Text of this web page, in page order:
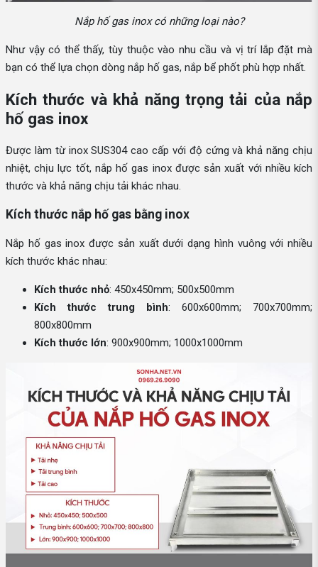
Nắp hố gas inox có những loại nào?
Như vậy có thể thấy, tùy thuộc vào nhu cầu và vị trí lắp đặt mà
bạn có thể lựa chọn dòng nắp hố gas, nắp bể phốt phù hợp nhất.
Kích thước và khả năng trọng tải của nắp
hố gas inox
Được làm từ inox SUS304 cao cấp với độ cứng và khả năng chịu
nhiệt, chịu lực tốt, nắp hố gas inox được sản xuất với nhiều kích
thước và khả năng chịu tải khác nhau.
Kích thước nắp hố gas bằng inox
Nắp hố gas inox được sản xuất dưới dạng hình vuông với nhiều
kích thước khác nhau:
Kích thước nhỏ: 450x450mm; 500x500mm
Kích thước trung bình: 600x600mm; 700x700mm;
800x800mm
Kích thước lớn: 900x900mm; 1000x1000mm